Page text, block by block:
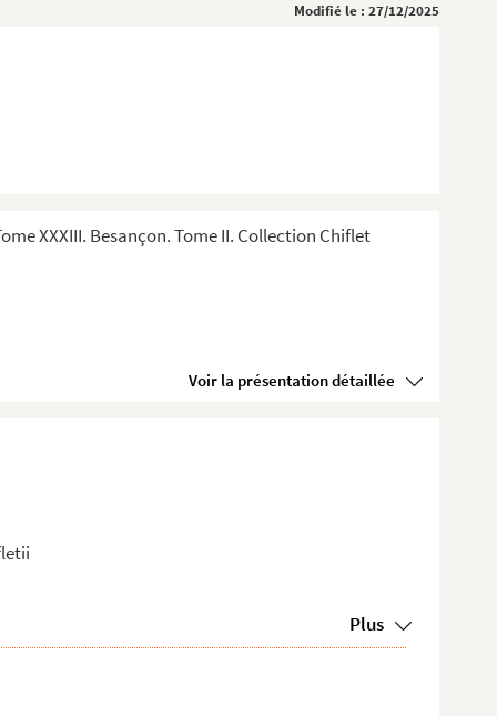
Modifié le : 27/12/2025
XXXIII. Besançon. Tome II. Collection Chiflet
Voir la présentation détaillée
Plus